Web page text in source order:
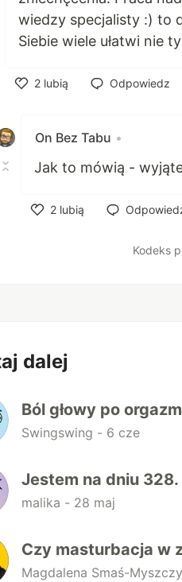
wiedzy specjalisty :) to
Siebie wiele ułatwi nie
2 lubią
Odpowiedz
On Bez Tabu •
Jak to mówią -
2 lubią
Kodeks
dalej
Ból głowy po
Swingswing - 6 cze
Jestem na dniu 328.
malika - 28 maj
Czy masturbacja w
Magdalena Smaś-